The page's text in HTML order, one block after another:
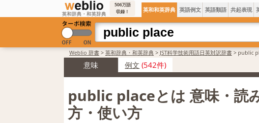
英和辞典・和英辞典
506万語
収録！
英和和英辞典 英語例文 英語類語 共起表現
Weblio 辞書 > 英和辞典・和英辞典 > JST科学技術用語日英対訳辞書 > public
意味 例文 (542件)
public placeとは 意味・読
方・使い方